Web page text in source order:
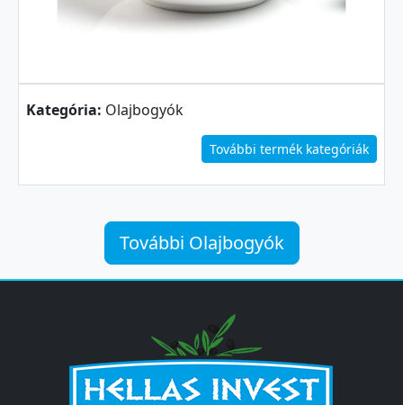
Kategória: Olajbogyók
További termék kategóriák
További Olajbogyók